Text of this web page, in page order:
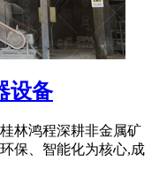
设备
林鸿程深耕非金属矿
保、智能化为核心,成